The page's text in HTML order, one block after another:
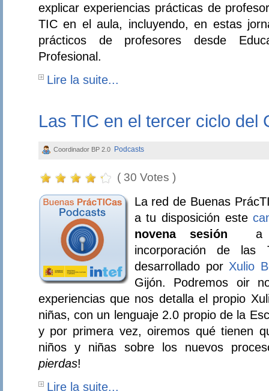
explicar experiencias prácticas de
TIC en el aula, incluyendo, en estas
prácticos de profesores desde
Profesional.
Lire la suite...
Las TIC en el tercer ciclo del
Coordinador BP 2.0 Podcasts
( 30 Votes )
La red de Buenas
a tu disposición este
novena sesión a
incorporación de
desarrollado por Xulio
Gijón. Podremos oir
experiencias que nos detalla el propio
niñas, con un lenguaje 2.0 propio de la
y por primera vez, oiremos qué tienen
niños y niñas sobre los nuevos
pierdas!
Lire la suite...